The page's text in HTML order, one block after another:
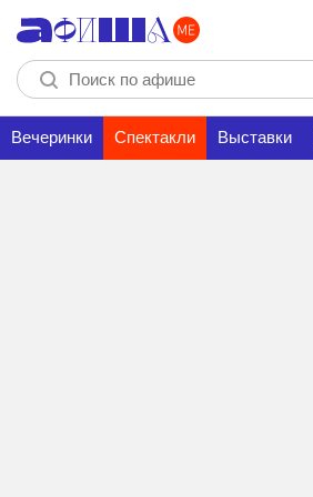
Вечеринки Спектакли Выставки